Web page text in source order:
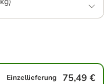
Einzellieferung 75,49 €